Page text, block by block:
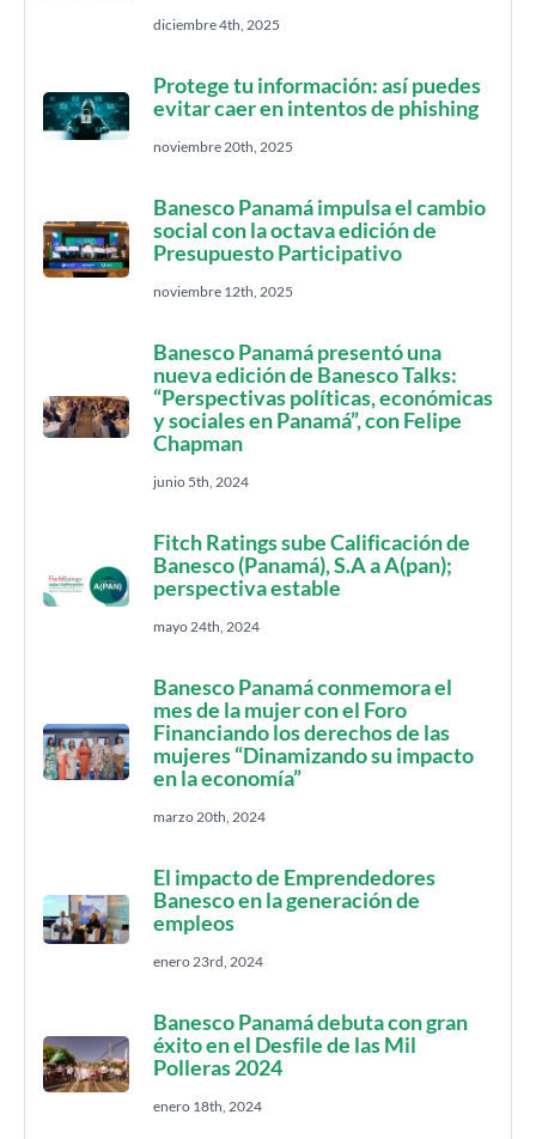
diciembre 4th, 2025
Protege tu información: así puedes
evitar caer en intentos de phishing
noviembre 20th, 2025
Banesco Panamá impulsa el cambio
social con la octava edición de
Presupuesto Participativo
noviembre 12th, 2025
Banesco Panamá presentó una
nueva edición de Banesco Talks:
“Perspectivas políticas, económicas
y sociales en Panamá”, con Felipe
Chapman
junio 5th, 2024
Fitch Ratings sube Calificación de
Banesco (Panamá), S.A a A(pan);
perspectiva estable
mayo 24th, 2024
Banesco Panamá conmemora el
mes de la mujer con el Foro
Financiando los derechos de las
mujeres “Dinamizando su impacto
en la economía”
marzo 20th, 2024
El impacto de Emprendedores
Banesco en la generación de
empleos
enero 23rd, 2024
Banesco Panamá debuta con gran
éxito en el Desfile de las Mil
Polleras 2024
enero 18th, 2024